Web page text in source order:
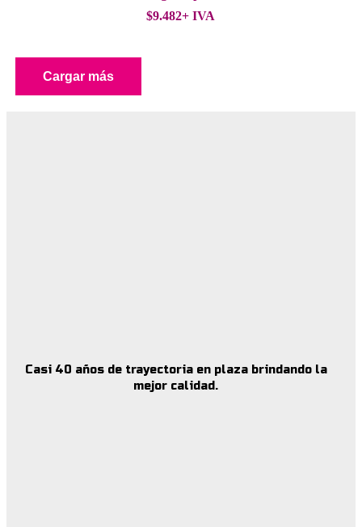
$9.482+ IVA
Cargar más
Casi 40 años de trayectoria en plaza brindando la
mejor calidad.